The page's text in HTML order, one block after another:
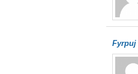
Fyrpuj